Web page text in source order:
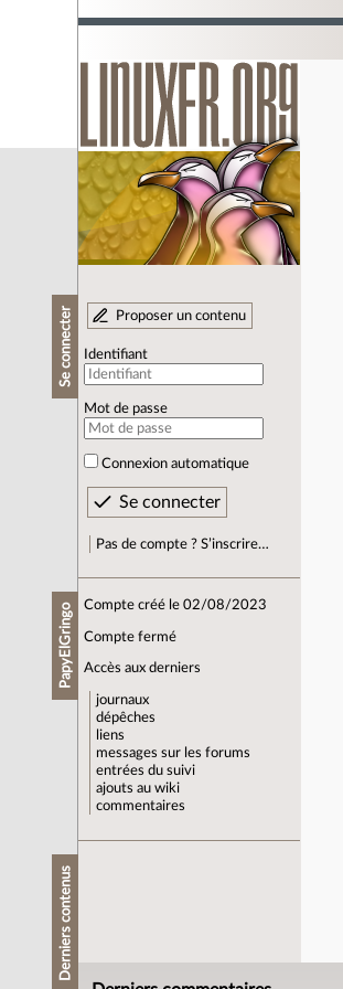
Se connecter Proposer un contenu
Identifiant
Mot de passe
Connexion automatique
Pas de compte ? S’inscrire…
PapyElGringo Compte créé le 02/08/2023
Compte fermé
Accès aux derniers
journaux
dépêches
liens
messages sur les forums
entrées du suivi
ajouts au wiki
commentaires
Derniers contenus